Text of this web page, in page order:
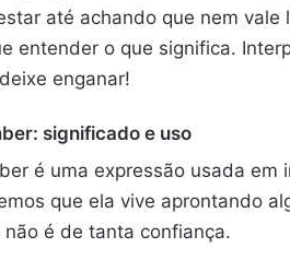
até achando que nem
entender o que significa.
enganar!
significado e uso
é uma expressão usada
que ela vive aprontando
é de tanta confiança.